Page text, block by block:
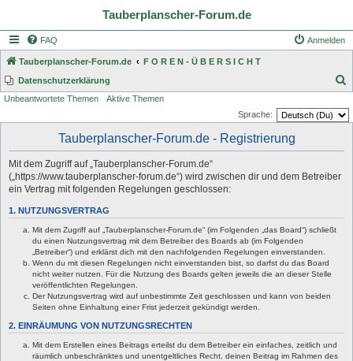
Tauberplanscher-Forum.de
FAQ Anmelden
Tauberplanscher-Forum.de
F O R E N - Ü B E R S I C H T
Datenschutzerklärung
Unbeantwortete Themen
Aktive Themen
Sprache:
Tauberplanscher-Forum.de - Registrierung
Mit dem Zugriff auf „Tauberplanscher-Forum.de“
(„https://www.tauberplanscher-forum.de“) wird zwischen dir und dem Betreiber
ein Vertrag mit folgenden Regelungen geschlossen:
1. NUTZUNGSVERTRAG
Mit dem Zugriff auf „Tauberplanscher-Forum.de“ (im Folgenden „das Board“) schließt
du einen Nutzungsvertrag mit dem Betreiber des Boards ab (im Folgenden
„Betreiber“) und erklärst dich mit den nachfolgenden Regelungen einverstanden.
Wenn du mit diesen Regelungen nicht einverstanden bist, so darfst du das Board
nicht weiter nutzen. Für die Nutzung des Boards gelten jeweils die an dieser Stelle
veröffentlichten Regelungen.
Der Nutzungsvertrag wird auf unbestimmte Zeit geschlossen und kann von beiden
Seiten ohne Einhaltung einer Frist jederzeit gekündigt werden.
2. EINRÄUMUNG VON NUTZUNGSRECHTEN
Mit dem Erstellen eines Beitrags erteilst du dem Betreiber ein einfaches, zeitlich und
räumlich unbeschränktes und unentgeltliches Recht, deinen Beitrag im Rahmen des